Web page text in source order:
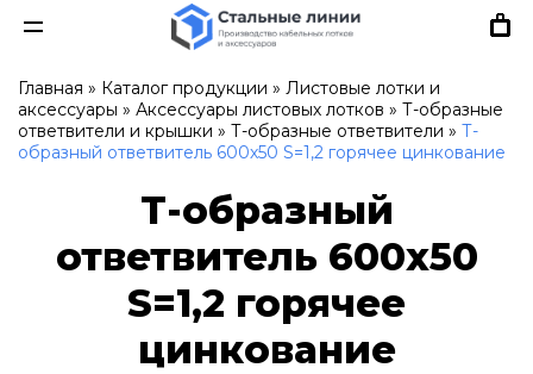
Главная » Каталог продукции » Листовые лотки и
аксессуары » Аксессуары листовых лотков » Т-образные
ответвители и крышки » Т-образные ответвители » Т-
образный ответвитель 600х50 S=1,2 горячее цинкование
Т-образный
ответвитель 600х50
S=1,2 горячее
цинкование